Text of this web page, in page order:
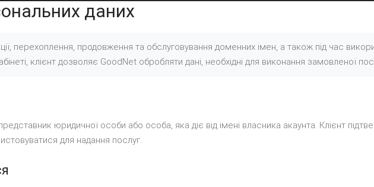
даних
перехоплення, продовження та обслуговування доменних імен, а також під час
клієнт дозволяє GoodNet обробляти дані, необхідні для виконання замовленої
юридичної особи або особа, яка діє від імені власника акаунта. Клієнт
для надання послуг.